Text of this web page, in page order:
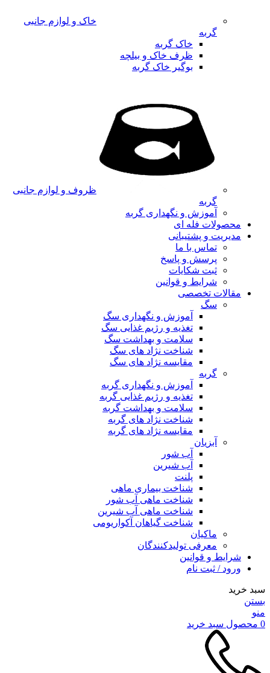
خاک و لوازم جانبی
گربه
خاک گربه
ظرف خاک و بیلچه
بوگیر خاک گربه
ظروف و لوازم جانبی
گربه
آموزش و نگهداری گربه
محصولات فله ای
مدیریت و پشتیبانی
تماس با ما
پرسش و پاسخ
ثبت شکایات
شرایط و قوانین
مقالات تخصصی
سگ
آموزش و نگهداری سگ
تغذیه و رژیم غذایی سگ
سلامت و بهداشت سگ
شناخت نژاد های سگ
مقایسه نژاد های سگ
گربه
آموزش و نگهداری گربه
تغذیه و رژیم غذایی گربه
سلامت و بهداشت گربه
شناخت نژاد های گربه
مقایسه نژاد های گربه
آبزیان
آب شور
آب شیرین
پلنت
شناخت بیماری ماهی
شناخت ماهی آب شور
شناخت ماهی آب شیرین
شناخت گیاهان آکواریومی
ماکیان
معرفی تولیدکنندگان
شرایط و قوانین
ورود / ثبت نام
سبد خرید
بستن
منو
0 محصول سبد خرید